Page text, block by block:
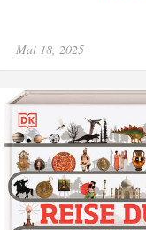
Posted
Mai 18, 2025